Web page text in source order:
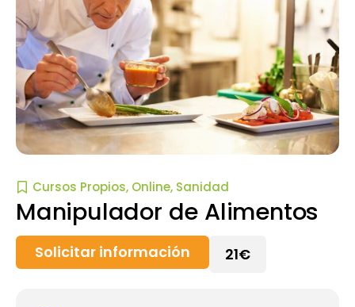
Cursos Propios, Online, Sanidad
Manipulador de Alimentos
Solicitar información 21€